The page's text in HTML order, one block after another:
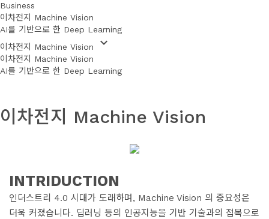
Business
이차전지 Machine Vision
AI를 기반으로 한 Deep Learning
이차전지 Machine Vision
keyboard_arrow_down
이차전지 Machine Vision
AI를 기반으로 한 Deep Learning
이차전지 Machine Vision
INTRIDUCTION
인더스트리 4.0 시대가 도래하며, Machine Vision 의 중요성은
더욱 커졌습니다. 딥러닝 등의 인공지능을 기반 기술과의 접목으로